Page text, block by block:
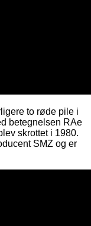
to røde pile i
betegnelsen RAe
skrottet i 1980.
SMZ og er